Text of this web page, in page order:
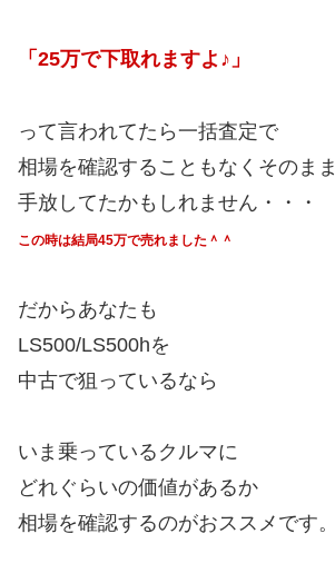
「25万で下取れますよ♪」
って言われてたら一括査定で
相場を確認することもなくそのまま
手放してたかもしれません・・・
この時は結局45万で売れました＾＾
だからあなたも
LS500/LS500hを
中古で狙っているなら
いま乗っているクルマに
どれぐらいの価値があるか
相場を確認するのがおススメです。